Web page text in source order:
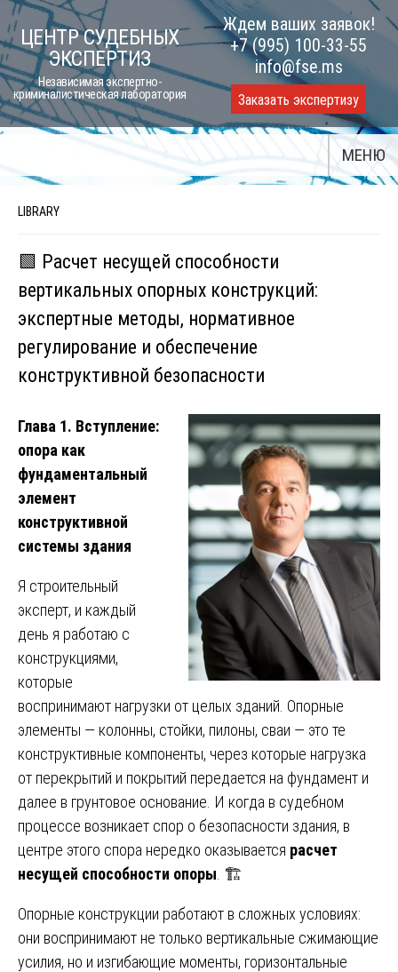
Skip
to
content
ЦЕНТР СУДЕБНЫХ
ЭКСПЕРТИЗ
Независимая экспертно-
криминалистическая лаборатория
Ждем ваших заявок!
+7 (995) 100-33-55
info@fse.ms
Заказать экспертизу
МЕНЮ
LIBRARY
🟩 Расчет несущей способности
вертикальных опорных конструкций:
экспертные методы, нормативное
регулирование и обеспечение
конструктивной безопасности
Глава 1. Вступление:
опора как
фундаментальный
элемент
конструктивной
системы здания
Я строительный
эксперт, и каждый
день я работаю с
конструкциями,
которые
воспринимают нагрузки от целых зданий. Опорные
элементы — колонны, стойки, пилоны, сваи — это те
конструктивные компоненты, через которые нагрузка
от перекрытий и покрытий передается на фундамент и
далее в грунтовое основание. И когда в судебном
процессе возникает спор о безопасности здания, в
центре этого спора нередко оказывается расчет
несущей способности опоры . 🏗️
Опорные конструкции работают в сложных условиях:
они воспринимают не только вертикальные сжимающие
усилия, но и изгибающие моменты, горизонтальные